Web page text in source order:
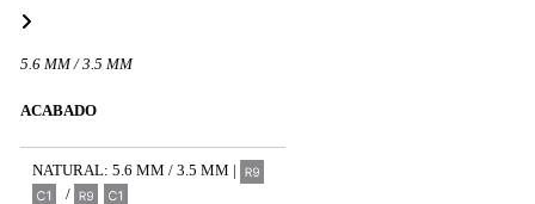
5.6 MM / 3.5 MM
ACABADO
NATURAL: 5.6 MM / 3.5 MM |
/